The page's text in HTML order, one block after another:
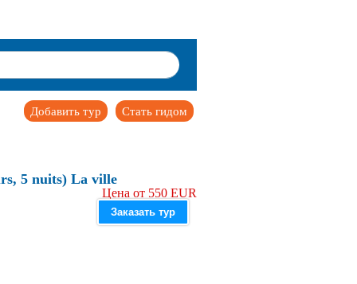
Стать гидом
Добавить тур
5 nuits) La ville
Цена от 550 EUR
Заказать тур